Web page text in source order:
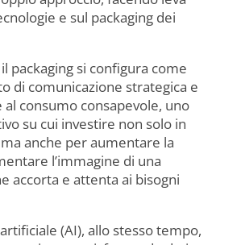
e sul packaging dei
packaging si configura come
di comunicazione strategica e
al consumo consapevole, uno
su cui investire non solo in
anche per aumentare la
l’immagine di una
accorta e attenta ai bisogni
(AI), allo stesso tempo,